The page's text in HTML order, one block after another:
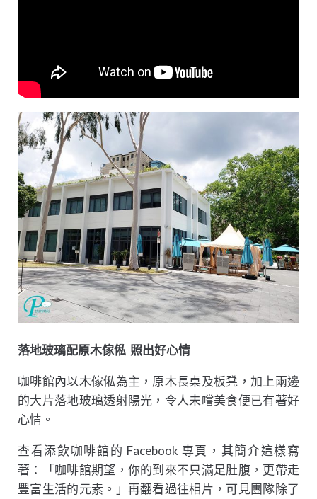
落地玻璃配原木傢俬 照出好心情
咖啡館內以木傢俬為主，原木長桌及板凳，加上兩邊
的大片落地玻璃透射陽光，令人未嚐美食便已有著好
心情。
查看添飲咖啡館的 Facebook 專頁，其簡介這樣寫
著：「咖啡館期望，你的到來不只滿足肚腹，更帶走
豐富生活的元素。」再翻看過往相片，可見團隊除了